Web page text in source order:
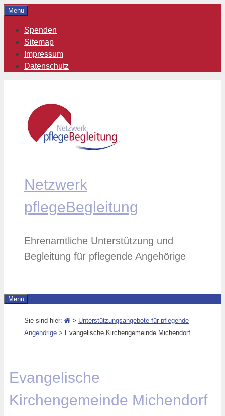
Zum
springen
Menu
Spenden
Sitemap
Impressum
Datenschutz
Netzwerk
pflegeBegleitung
Ehrenamtliche Unterstützung und
Begleitung für pflegende Angehörige
Menü
Sie sind hier: > Unterstützungsangebote für pflegende
Angehörige > Evangelische Kirchengemeinde Michendorf
Evangelische
Kirchengemeinde Michendorf